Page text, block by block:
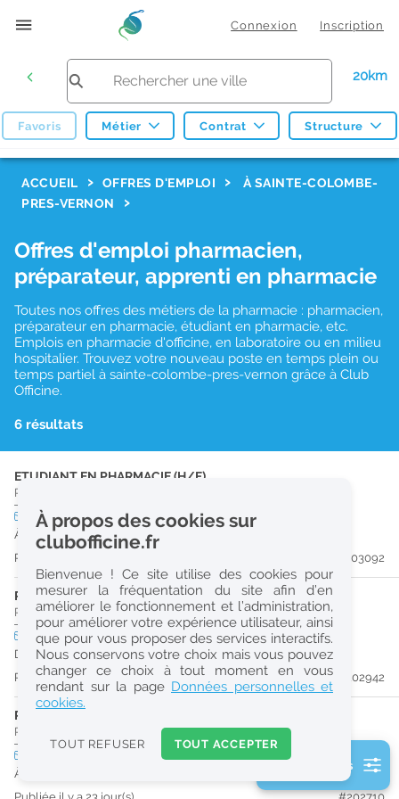
Connexion Inscription
20km
Favoris Métier Contrat Structure
e
Réinitialiser
2
0
k
m
Consulter les offres de la France d'outre-mer
ACCUEIL OFFRES D'EMPLOI
À SAINTE-COLOMBE-
PRES-VERNON
Offres d'emploi pharmacien,
préparateur, apprenti en pharmacie
Toutes nos offres des métiers de la pharmacie : pharmacien,
préparateur en pharmacie, étudiant en pharmacie, etc.
Emplois en pharmacie d'officine, en laboratoire ou en milieu
hospitalier. Trouvez votre nouveau poste en temps plein ou
temps partiel à sainte-colombe-pres-vernon grâce à Club
Officine.
6 résultats
ETUDIANT EN PHARMACIE (H/F)
Pharmacie d'Officine
CDItemps partiel
À partir du 30/08/26
Publiée il y a 17 jour(s)
#203092
PRÉPARATEUR EN PHARMACIE (H/F)
Pharmacie d'Officine| 27000 Évreux
CDItemps plein Logement
Dès que possible
Publiée il y a 20 jour(s)
#202942
PHARMACIEN (H/F)
Pharmacie d'Officine 27940Le Val-D'Hazey
À partir du 30/08/26
2 filtre(s) actifs
À propos des cookies sur
clubofficine.fr
Bienvenue ! Ce site utilise des cookies pour
mesurer la fréquentation du site afin d’en
améliorer le fonctionnement et l’administration,
pour améliorer votre expérience utilisateur, ainsi
que pour vous proposer des services interactifs.
Nous conservons votre choix mais vous pouvez
changer ce choix à tout moment en vous
rendant sur la page Données personnelles et
cookies.
TOUT REFUSER TOUT ACCEPTER